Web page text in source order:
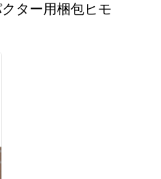
ター用梱包ヒモ